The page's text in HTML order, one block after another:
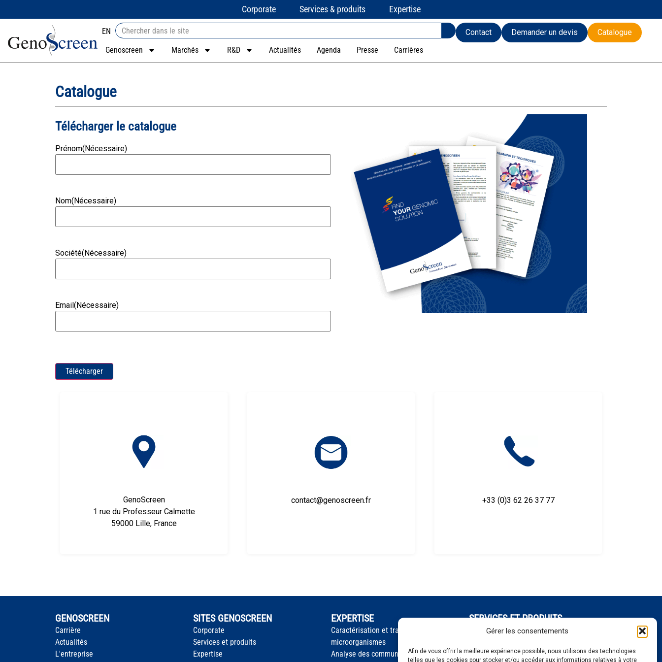
Gérer les consentements
Afin de vous offrir la meilleure expérience possible, nous utilisons des technologies
telles que les cookies pour stocker et/ou accéder aux informations relatives à votre
Corporate Services & produits Expertise
EN Contact Demander un devis
Catalogue
Genoscreen
Marchés R&D Actualités Agenda Presse Carrières
Catalogue
Télécharger le catalogue
Prénom(Nécessaire)
Nom(Nécessaire)
Société(Nécessaire)
Email(Nécessaire)
GenoScreen
1 rue du Professeur Calmette
59000 Lille, France
contact@genoscreen.fr +33 (0)3 62 26 37 77
GENOSCREEN
Carrière
Actualités
L'entreprise
SITES GENOSCREEN
Corporate
Services et produits
Expertise
EXPERTISE
Caractérisation et traçage des
microorganismes
Analyse des communautés microbiennes
SERVICES ET PRODUITS
Séquençage
Expression de gènes